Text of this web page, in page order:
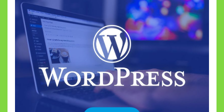
un
article
de
blog